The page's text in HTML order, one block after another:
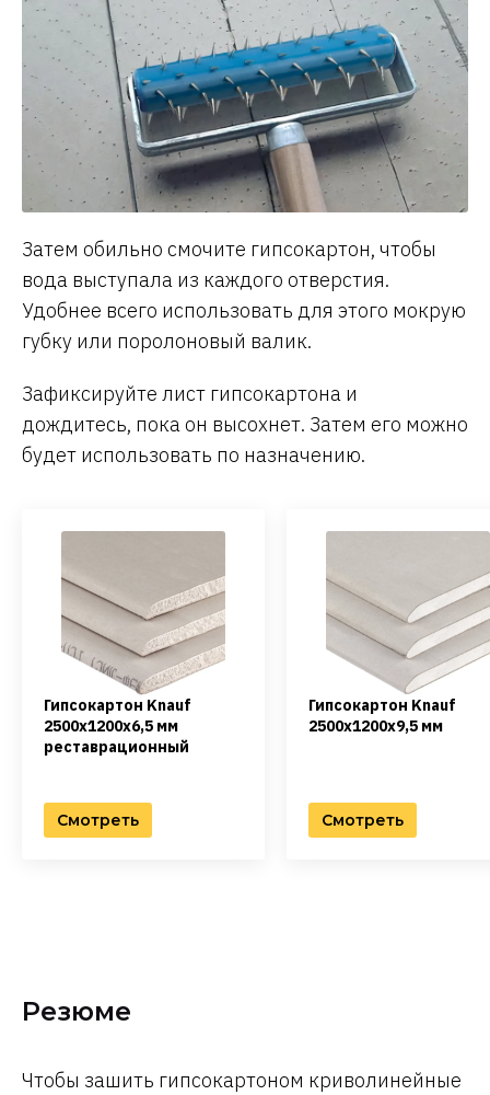
Затем обильно смочите гипсокартон, чтобы
вода выступала из каждого отверстия.
Удобнее всего использовать для этого мокрую
губку или поролоновый валик.
Зафиксируйте лист гипсокартона и
дождитесь, пока он высохнет. Затем его можно
будет использовать по назначению.
Гипсокартон Knauf
2500х1200х6,5 мм
реставрационный
Смотреть
Гипсокартон Knauf
2500х1200х9,5 мм
Смотреть
Резюме
Чтобы зашить гипсокартоном криволинейные